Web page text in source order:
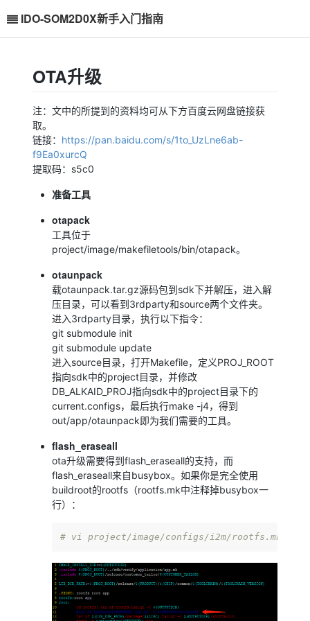
IDO-SOM2D0X新手入门指南
OTA升级
注：文中的所提到的资料均可从下方百度云网盘链接获
取。
链接： https://pan.baidu.com/s/1to_UzLne6ab-
f9Ea0xurcQ
提取码：s5c0
准备工具
otapack
工具位于
project/image/makefiletools/bin/otapack。
otaunpack
载otaunpack.tar.gz源码包到sdk下并解压，进入解
压目录，可以看到3rdparty和source两个文件夹。
进入3rdparty目录，执行以下指令：
git submodule init
git submodule update
进入source目录，打开Makefile，定义PROJ_ROOT
指向sdk中的project目录，并修改
DB_ALKAID_PROJ指向sdk中的project目录下的
current.configs，最后执行make -j4，得到
out/app/otaunpack即为我们需要的工具。
flash_eraseall
ota升级需要得到flash_eraseall的支持，而
flash_eraseall来自busybox。如果你是完全使用
buildroot的rootfs（rootfs.mk中注释掉busybox一
行）：
# vi project/image/configs/i2m/rootfs.mk